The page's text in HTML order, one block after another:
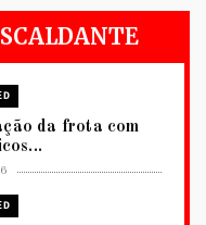
da frota com